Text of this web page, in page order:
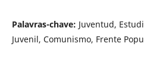
Palavras-chave: Juventud,
Juvenil, Comunismo, Frente